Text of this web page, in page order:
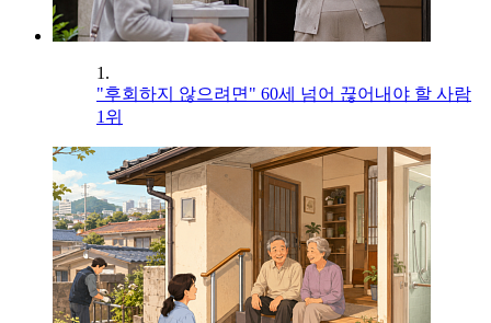
1.
"후회하지 않으려면" 60세 넘어 끊어내야 할 사람
1위